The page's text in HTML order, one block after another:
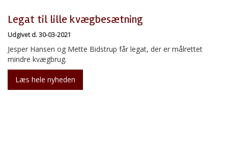
Legat til lille kvægbesætning
Udgivet d. 30-03-2021
Jesper Hansen og Mette Bidstrup får legat, der er målrettet
mindre kvægbrug.
Læs hele nyheden